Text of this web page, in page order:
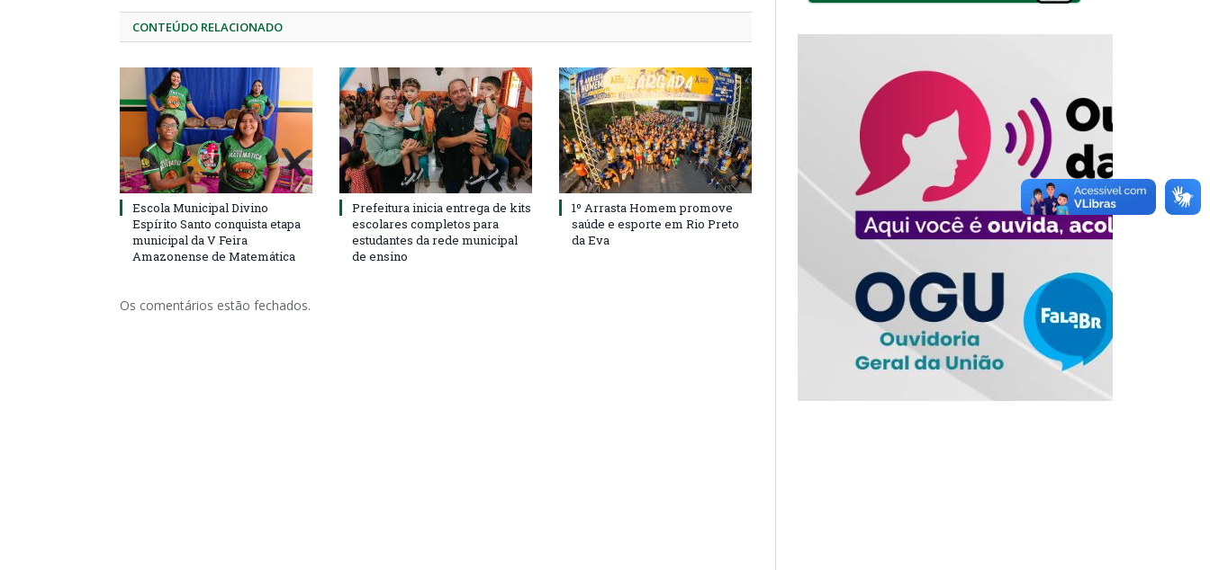
CONTEÚDO RELACIONADO
Escola Municipal Divino
Espírito Santo conquista etapa
municipal da V Feira
Amazonense de Matemática
Prefeitura inicia entrega de kits
escolares completos para
estudantes da rede municipal
de ensino
1º Arrasta Homem promove
saúde e esporte em Rio Preto
da Eva
Os comentários estão fechados.